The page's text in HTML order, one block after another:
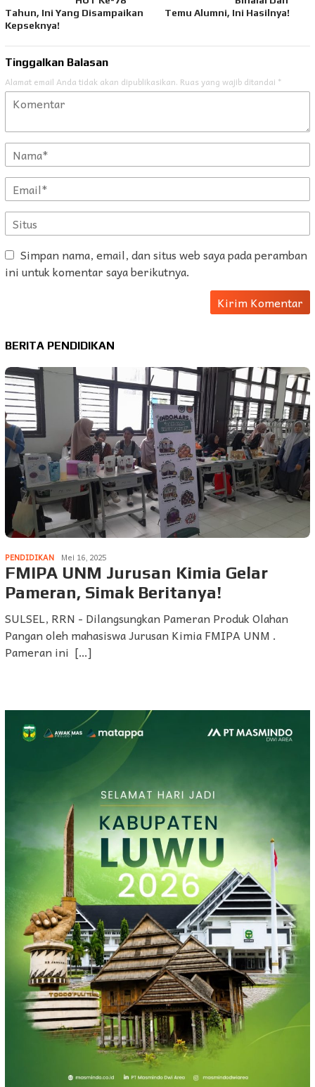
Tahun, Ini Yang Disampaikan
Kepseknya!
Temu Alumni, Ini Hasilnya!
Tinggalkan Balasan
Alamat email Anda tidak akan dipublikasikan. Ruas yang wajib ditandai *
Simpan nama, email, dan situs web saya pada peramban
ini untuk komentar saya berikutnya.
BERITA PENDIDIKAN
PENDIDIKAN Mei 16, 2025
FMIPA UNM Jurusan Kimia Gelar
Pameran, Simak Beritanya!
SULSEL, RRN - Dilangsungkan Pameran Produk Olahan
Pangan oleh mahasiswa Jurusan Kimia FMIPA UNM .
Pameran ini […]